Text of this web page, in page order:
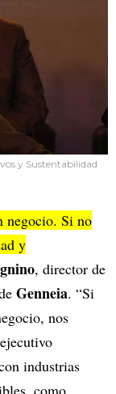
y Sustentabilidad
negocio. Si no
y
, director de
Genneia. “Si
nos
industrias